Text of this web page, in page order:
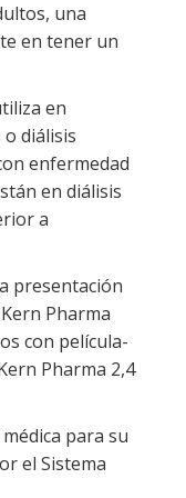
una
en tener un
en
diálisis
enfermedad
en diálisis
a
presentación
Pharma
con película-
Pharma 2,4
para su
el Sistema